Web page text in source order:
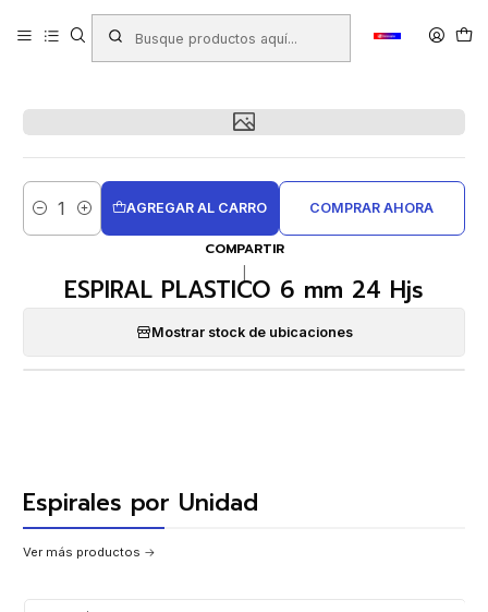
Productos MAQUINAS - EQUIPOS E INSUMOS PARA OFICINA
Anilladoras - Espirales - Micas Espirales Plásticos
Espirales por Unidad ESPIRAL PLASTICO 6 mm 24 Hjs
Cantidad
AGREGAR AL CARRO COMPRAR AHORA
COMPARTIR
ESPIRAL PLASTICO 6 mm 24 Hjs
Mostrar stock de ubicaciones
Espirales por Unidad
Ver más productos